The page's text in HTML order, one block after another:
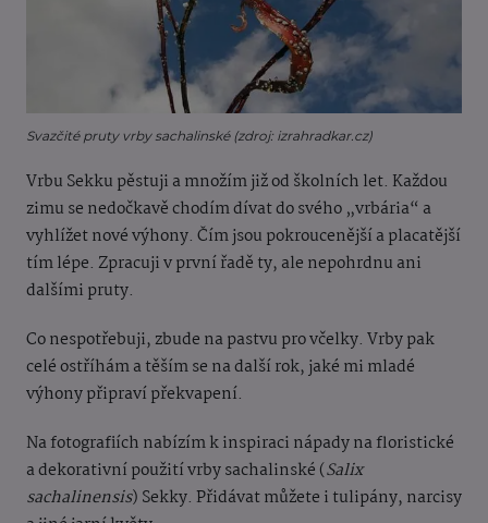
Svazčité pruty vrby sachalinské (zdroj: izrahradkar.cz)
Vrbu Sekku pěstuji a množím již od školních let. Každou
zimu se nedočkavě chodím dívat do svého „vrbária“ a
vyhlížet nové výhony. Čím jsou pokroucenější a placatější
tím lépe. Zpracuji v první řadě ty, ale nepohrdnu ani
dalšími pruty.
Co nespotřebuji, zbude na pastvu pro včelky. Vrby pak
celé ostříhám a těším se na další rok, jaké mi mladé
výhony připraví překvapení.
Na fotografiích nabízím k inspiraci nápady na floristické
a dekorativní použití vrby sachalinské (Salix
sachalinensis) Sekky. Přidávat můžete i tulipány, narcisy